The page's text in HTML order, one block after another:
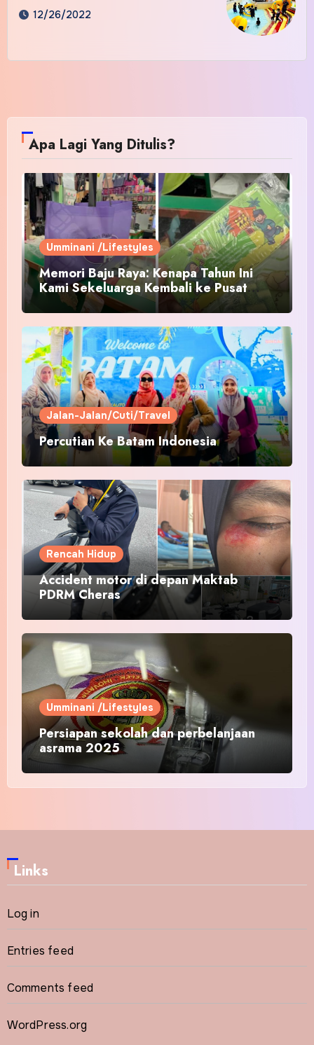
12/26/2022
Apa Lagi Yang Ditulis?
Umminani /Lifestyles
Memori Baju Raya: Kenapa Tahun Ini
Kami Sekeluarga Kembali ke Pusat
Pakaian Hari-Hari?
Jalan-Jalan/Cuti/Travel
Percutian Ke Batam Indonesia
Rencah Hidup
Accident motor di depan Maktab
PDRM Cheras
Umminani /Lifestyles
Persiapan sekolah dan perbelanjaan
asrama 2025
Links
Log in
Entries feed
Comments feed
WordPress.org